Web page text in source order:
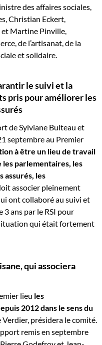
des affaires sociales,
Christian Eckert,
et Martine Pinville,
de l’artisanat, de la
et solidaire.
le suivi et la
pris pour améliorer les
de Sylviane Bulteau et
septembre au Premier
à être un lieu de travail
parlementaires, les
assurés, les
associer pleinement
ont collaboré au suivi et
ans par le RSI pour
qui était fortement
qui associera
lieu les
2012 dans le sens du
Verdier, présidera le comité.
remis en septembre